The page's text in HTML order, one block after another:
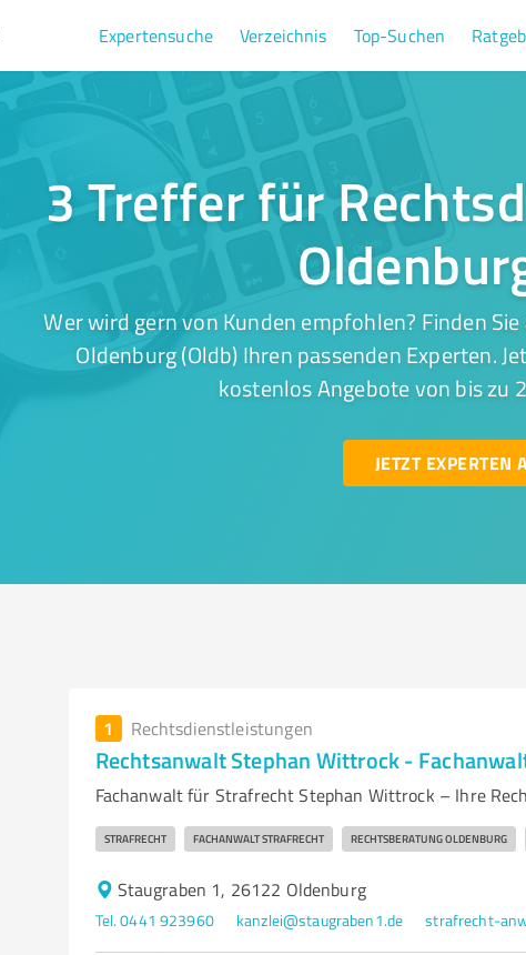
Expertensuche Verzeichnis Top-Suchen
3 Treffer für
Wer wird gern von Kunden empfohlen? Finden
Oldenburg (Oldb) Ihren passenden Experten.
kostenlos Angebote von bis zu
JETZT EXPERTEN
1 Rechtsdienstleistungen
Rechtsanwalt Stephan Wittrock -
Fachanwalt für Strafrecht Stephan Wittrock – Ihre
STRAFRECHT FACHANWALT STRAFRECHT RECHTSBERATUNG OLDENBURG
Staugraben 1, 26122 Oldenburg
Tel. 0441 923960 kanzlei@staugraben1.de strafrecht-